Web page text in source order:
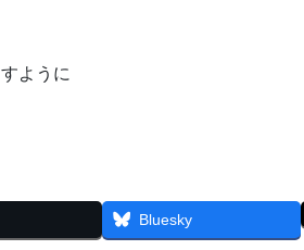
ように
Bluesky